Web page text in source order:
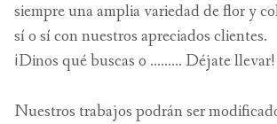
siempre una amplia variedad de flor y
sí o sí con nuestros apreciados clientes.
¡Dinos qué buscas o ......... Déjate llevar!
Nuestros trabajos podrán ser